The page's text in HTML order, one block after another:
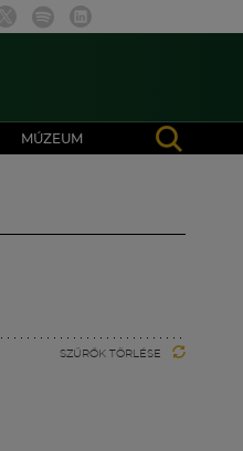
MÚZEUM
SZŰRŐK TÖRLÉSE